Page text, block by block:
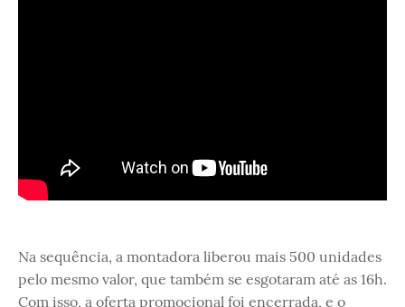
Na sequência, a montadora liberou mais 500 unidades
pelo mesmo valor, que também se esgotaram até as 16h.
Com isso, a oferta promocional foi encerrada, e o